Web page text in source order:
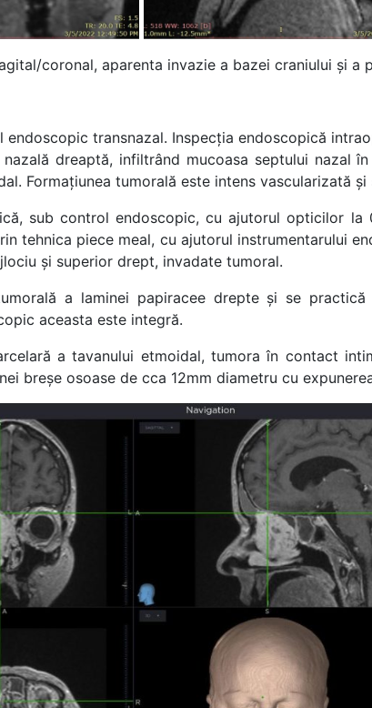
coronal, aparenta invazie a bazei craniului și a
endoscopic transnazal. Inspecția endoscopică
dreaptă, infiltrând mucoasa septului nazal
Formațiunea tumorală este intens vascularizată
sub control endoscopic, cu ajutorul opticilor
tehnica piece meal, cu ajutorul instrumentarului
și superior drept, invadate tumoral.
a laminei papiracee drepte și se
aceasta este integră.
a tavanului etmoidal, tumora în contact
breșe osoase de cca 12mm diametru cu